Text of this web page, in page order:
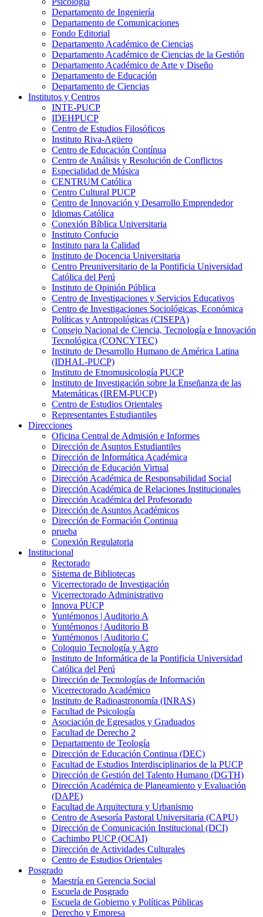
Departamento de Ingeniería
Departamento de Comunicaciones
Fondo Editorial
Departamento Académico de Ciencias
Departamento Académico de Ciencias de la Gestión
Departamento Académico de Arte y Diseño
Departamento de Educación
Departamento de Ciencias
Institutos y Centros
INTE-PUCP
IDEHPUCP
Centro de Estudios Filosóficos
Instituto Riva-Agüero
Centro de Educación Contínua
Centro de Análisis y Resolución de Conflictos
Especialidad de Música
CENTRUM Católica
Centro Cultural PUCP
Centro de Innovación y Desarrollo Emprendedor
Idiomas Católica
Conexión Bíblica Universitaria
Instituto Confucio
Instituto para la Calidad
Instituto de Docencia Universitaria
Centro Preuniversitario de la Pontificia Universidad
Católica del Perú
Instituto de Opinión Pública
Centro de Investigaciones y Servicios Educativos
Centro de Investigaciones Sociológicas, Económica
Políticas y Antropológicas (CISEPA)
Consejo Nacional de Ciencia, Tecnología e Innovación
Tecnológica (CONCYTEC)
Instituto de Desarrollo Humano de América Latina
(IDHAL-PUCP)
Instituto de Etnomusicología PUCP
Instituto de Investigación sobre la Enseñanza de las
Matemáticas (IREM-PUCP)
Centro de Estudios Orientales
Representantes Estudiantiles
Direcciones
Oficina Central de Admisión e Informes
Dirección de Asuntos Estudiantiles
Dirección de Informática Académica
Dirección de Educación Virtual
Dirección Académica de Responsabilidad Social
Dirección Académica de Relaciones Institucionales
Dirección Académica del Profesorado
Dirección de Asuntos Académicos
Dirección de Formación Continua
prueba
Conexión Regulatoria
Institucional
Rectorado
Sistema de Bibliotecas
Vicerrectorado de Investigación
Vicerrectorado Administrativo
Innova PUCP
Yuntémonos | Auditorio A
Yuntémonos | Auditorio B
Yuntémonos | Auditorio C
Coloquio Tecnología y Agro
Instituto de Informática de la Pontificia Universidad
Católica del Perú
Dirección de Tecnologías de Información
Vicerrectorado Académico
Instituto de Radioastronomía (INRAS)
Facultad de Psicología
Asociación de Egresados y Graduados
Facultad de Derecho 2
Departamento de Teología
Dirección de Educación Continua (DEC)
Facultad de Estudios Interdisciplinarios de la PUCP
Dirección de Gestión del Talento Humano (DGTH)
Dirección Académica de Planeamiento y Evaluación
(DAPE)
Facultad de Arquitectura y Urbanismo
Centro de Asesoría Pastoral Universitaria (CAPU)
Dirección de Comunicación Institucional (DCI)
Cachimbo PUCP (OCAI)
Dirección de Actividades Culturales
Centro de Estudios Orientales
Posgrado
Maestría en Gerencia Social
Escuela de Posgrado
Escuela de Gobierno y Políticas Públicas
Derecho y Empresa